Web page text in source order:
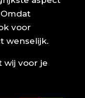
voor
wenselijk.
wij voor je